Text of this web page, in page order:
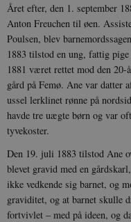
Året efter, den 1. september
Anton Freuchen til øen.
Poulsen, blev
1883 tilstod en ung, fattig
1881 været rettet mod den
gård på Femø. Ane var datter
ussel lerklinet rønne på
havde tre uægte børn og var
tyvekoster.
Den 19. juli 1883 tilstod Ane
blevet gravid med en
ikke vedkende sig barnet, og
graviditet, og at barnet skulle
fortvivlet – med på ideen, og